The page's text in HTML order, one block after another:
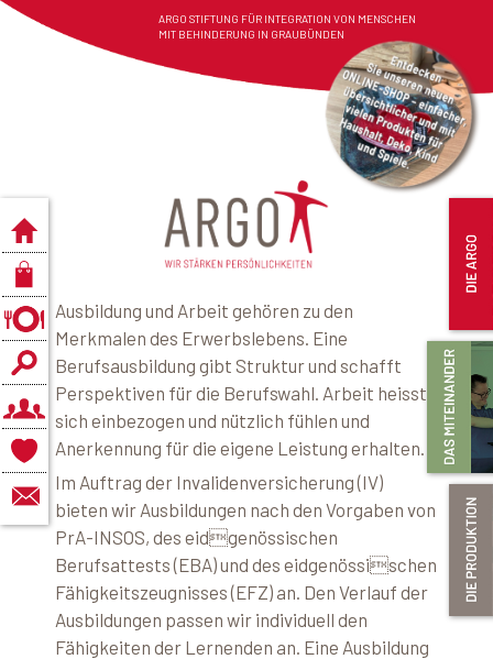
ARGO STIFTUNG FÜR INTEGRATION VON MENSCHEN
MIT BEHINDERUNG IN GRAUBÜNDEN
Ausbildung und Arbeit gehören zu den
Merkmalen des Erwerbslebens. Eine
Berufsausbildung gibt Struktur und schafft
Perspektiven für die Berufswahl. Arbeit heisst,
sich einbezogen und nützlich fühlen und
Anerkennung für die eigene Leistung erhalten.
Im Auftrag der Invalidenversicherung (IV)
bieten wir Ausbildungen nach den Vorgaben von
PrA-INSOS, des eidgenössischen
Berufsattests (EBA) und des eidgenössischen
Fähigkeitszeugnisses (EFZ) an. Den Verlauf der
Ausbildungen passen wir individuell den
Fähigkeiten der Lernenden an. Eine Ausbildung